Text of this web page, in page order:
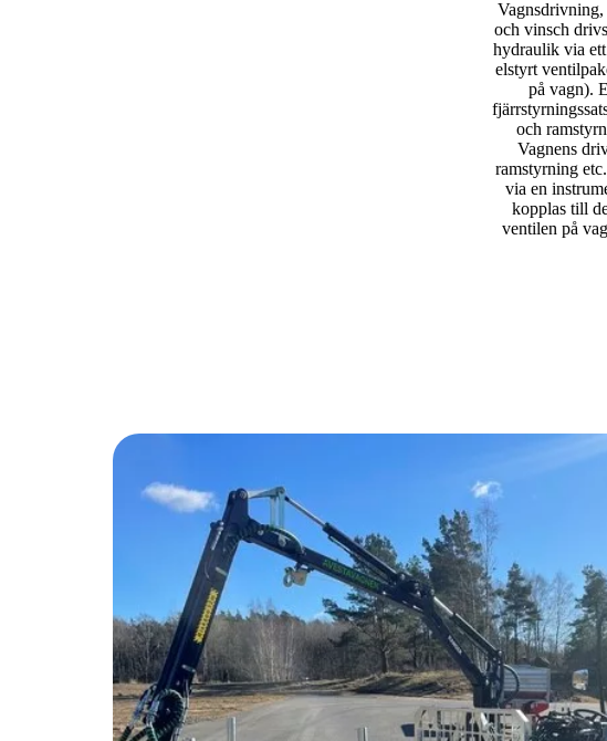
och vinsch
hydraulik via
elstyrt
på vagn).
och
Vagnens
ramstyrning
via en
kopplas till
ventilen på